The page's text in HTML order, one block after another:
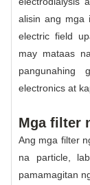
alisin ang mga
electric field
may mataas
pangunahing
electronics at
Mga filter
Ang mga filter
na particle,
pamamagitan